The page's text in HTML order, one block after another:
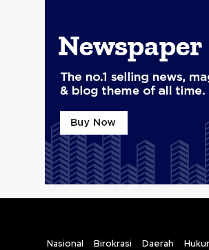
Nasional Birokrasi Daerah